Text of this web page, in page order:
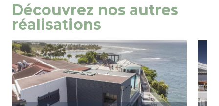
Découvrez nos autres
réalisations
Image
view